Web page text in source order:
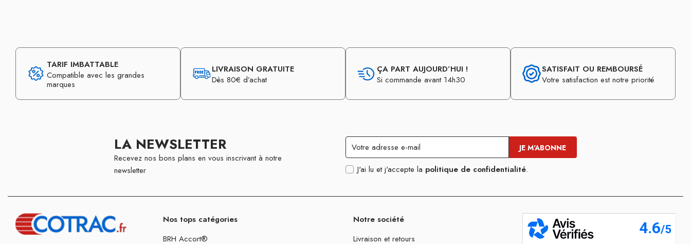
TARIF IMBATTABLE
Compatible avec les grandes
marques
LIVRAISON GRATUITE
Dès 80€ d’achat
ÇA PART AUJOURD’HUI !
Si commande avant 14h30
SATISFAIT OU REMBOURSÉ
Votre satisfaction est notre priorité
LA NEWSLETTER
Recevez nos bons plans en vous inscrivant à notre
newsletter
J'ai lu et j'accepte la politique de confidentialité.
Nos tops catégories
BRH Accort®
Notre société
Livraison et retours